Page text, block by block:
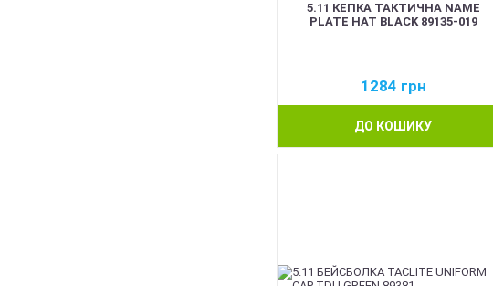
5.11 КЕПКА ТАКТИЧНА NAME
PLATE HAT BLACK 89135-019
1284 грн
ДО КОШИКУ